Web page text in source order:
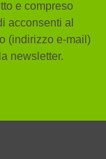
e compreso
acconsenti al
(indirizzo e-mail)
newsletter.